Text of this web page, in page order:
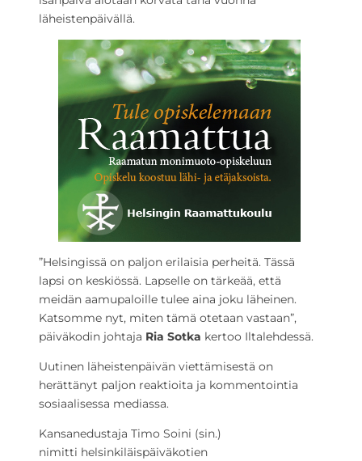
läheistenpäivällä.
”Helsingissä on paljon erilaisia perheitä. Tässä
lapsi on keskiössä. Lapselle on tärkeää, että
meidän aamupaloille tulee aina joku läheinen.
Katsomme nyt, miten tämä otetaan vastaan”,
päiväkodin johtaja Ria Sotka kertoo Iltalehdessä.
Uutinen läheistenpäivän viettämisestä on
herättänyt paljon reaktioita ja kommentointia
sosiaalisessa mediassa.
Kansanedustaja Timo Soini (sin.)
nimitti helsinkiläispäiväkotien